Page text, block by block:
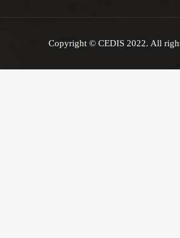
Copyright © CEDIS 2022. All